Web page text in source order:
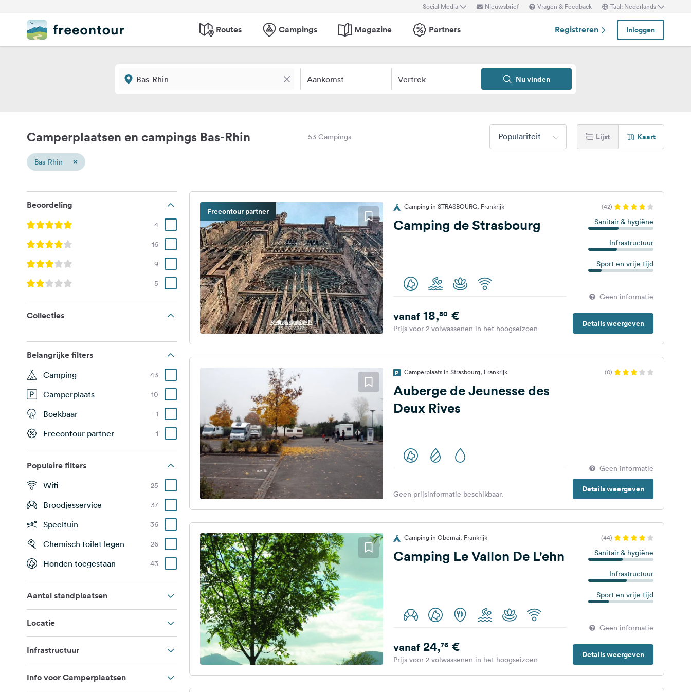
Social Media Nieuwsbrief Vragen & Feedback Taal: Nederlands
Routes Campings Magazine Partners Registreren Inloggen
Aankomst Vertrek Nu vinden
Camperplaatsen en campings Bas-Rhin 53 Campings Populariteit Lijst Kaart
Bas-Rhin ×
Beoordeling
4
16
9
5
Collecties
Belangrijke filters
Camping 43
Camperplaats 10
Boekbaar 1
Freeontour partner 1
Populaire filters
Wifi 25
Broodjesservice 37
Speeltuin 36
Chemisch toilet legen 26
Honden toegestaan 43
Aantal standplaatsen
Locatie
Infrastructuur
Info voor Camperplaatsen
Freeontour partner Camping in STRASBOURG, Frankrijk (42)
Camping de Strasbourg Sanitair & hygiëne
Infrastructuur
Sport en vrije tijd
Geen informatie
Details weergeven
vanaf18,80€
Prijs voor 2 volwassenen in het hoogseizoen
Camperplaats in Strasbourg, Frankrijk (0)
Auberge de Jeunesse des
Deux Rives
Geen informatie
Details weergeven
Geen prijsinformatie beschikbaar.
Camping in Obernai, Frankrijk (44)
Camping Le Vallon De L'ehn Sanitair & hygiëne
Infrastructuur
Sport en vrije tijd
Geen informatie
Details weergeven
vanaf24,76€
Prijs voor 2 volwassenen in het hoogseizoen